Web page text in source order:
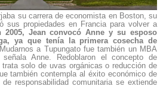
su carrera de economista en Boston, su
sus propiedades en Francia para volver a
2005, Jean convocó Anne y su esposo
ya que tenía la primera cosecha de
a Tupungato fue también un MBA
señala Anne. Redoblaron el concepto de
trata solo de uvas orgánicas o reducción de
también contempla al éxito económico de
responsabilidad comunitaria se extiende